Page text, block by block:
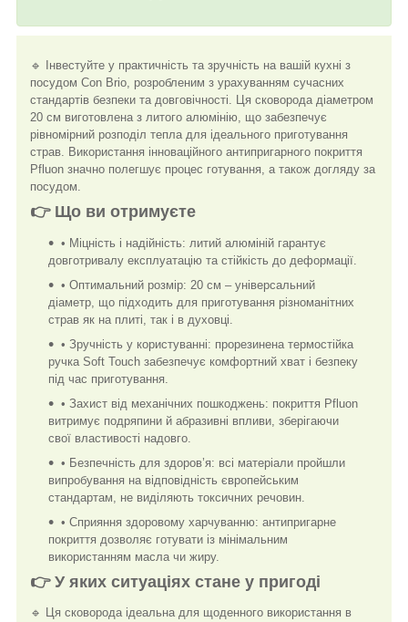
🔹 Інвестуйте у практичність та зручність на вашій кухні з
посудом Con Brio, розробленим з урахуванням сучасних
стандартів безпеки та довговічності. Ця сковорода діаметром
20 см виготовлена з литого алюмінію, що забезпечує
рівномірний розподіл тепла для ідеального приготування
страв. Використання інноваційного антипригарного покриття
Pfluon значно полегшує процес готування, а також догляду за
посудом.
👉 Що ви отримуєте
• Міцність і надійність: литий алюміній гарантує
довготривалу експлуатацію та стійкість до деформації.
• Оптимальний розмір: 20 см – універсальний
діаметр, що підходить для приготування різноманітних
страв як на плиті, так і в духовці.
• Зручність у користуванні: прорезинена термостійка
ручка Soft Touch забезпечує комфортний хват і безпеку
під час приготування.
• Захист від механічних пошкоджень: покриття Pfluon
витримує подряпини й абразивні впливи, зберігаючи
свої властивості надовго.
• Безпечність для здоров’я: всі матеріали пройшли
випробування на відповідність європейським
стандартам, не виділяють токсичних речовин.
• Сприяння здоровому харчуванню: антипригарне
покриття дозволяє готувати із мінімальним
використанням масла чи жиру.
👉 У яких ситуаціях стане у пригоді
🔹 Ця сковорода ідеальна для щоденного використання в